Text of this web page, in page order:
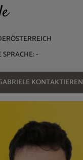
-
KONTAKTIEREN